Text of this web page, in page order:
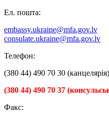
Ел. пошта:
embassy.ukraine@mfa.gov.lv
consulate.ukraine@mfa.gov.lv
Телефон:
(380 44) 490 70 30 (канцелярія)
(380 44) 490 70 37
Факс: